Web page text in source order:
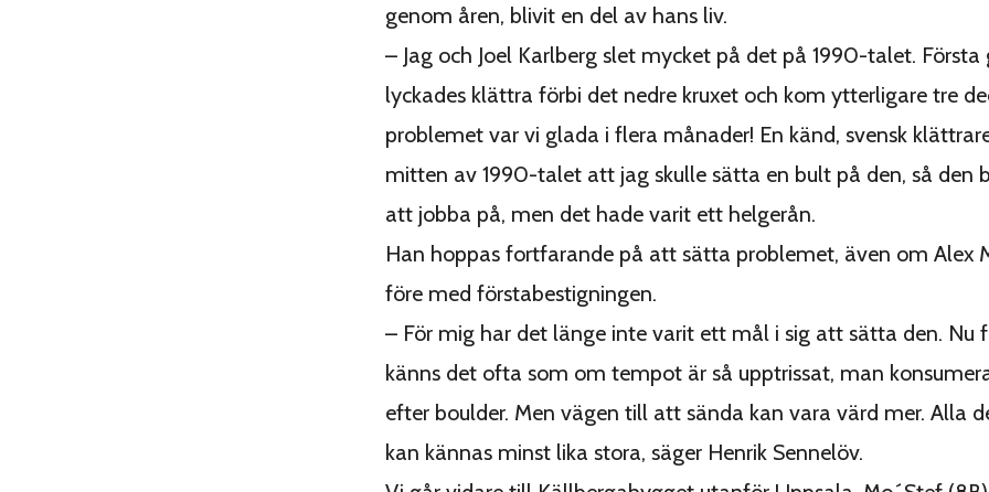
genom åren, blivit en del av hans liv.
– Jag och Joel Karlberg slet mycket på det på 1990-talet. Första
lyckades klättra förbi det nedre kruxet och kom ytterligare tre
problemet var vi glada i flera månader! En känd, svensk
mitten av 1990-talet att jag skulle sätta en bult på den, så den
att jobba på, men det hade varit ett helgerån.
Han hoppas fortfarande på att sätta problemet, även om Alex
före med förstabestigningen.
– För mig har det länge inte varit ett mål i sig att sätta den. Nu
känns det ofta som om tempot är så upptrissat, man
efter boulder. Men vägen till att sända kan vara värd mer. Alla
kan kännas minst lika stora, säger Henrik Sennelöv.